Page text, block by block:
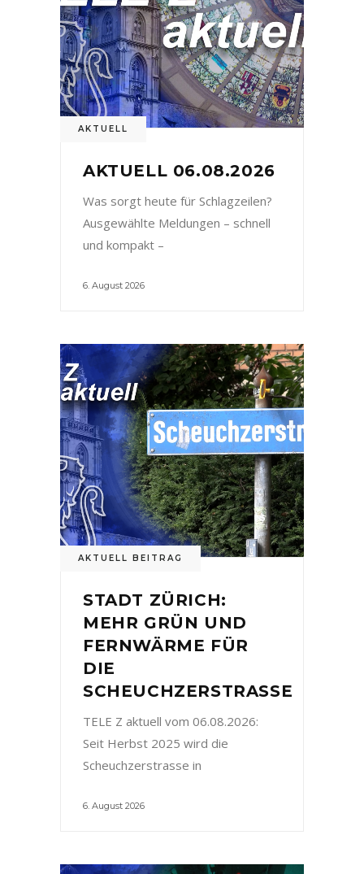
AKTUELL
AKTUELL 06.08.2026
Was sorgt heute für Schlagzeilen?
Ausgewählte Meldungen – schnell
und kompakt –
6. August 2026
AKTUELL BEITRAG
STADT ZÜRICH:
MEHR GRÜN UND
FERNWÄRME FÜR
DIE
SCHEUCHZERSTRASSE
TELE Z aktuell vom 06.08.2026:
Seit Herbst 2025 wird die
Scheuchzerstrasse in
6. August 2026